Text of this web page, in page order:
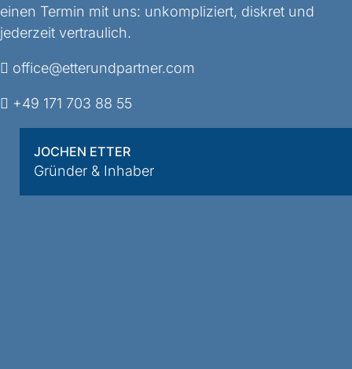
einen Termin mit uns: unkompliziert, diskret und
jederzeit vertraulich.
office@etterundpartner.com
+49 171 703 88 55
JOCHEN ETTER
Gründer & Inhaber